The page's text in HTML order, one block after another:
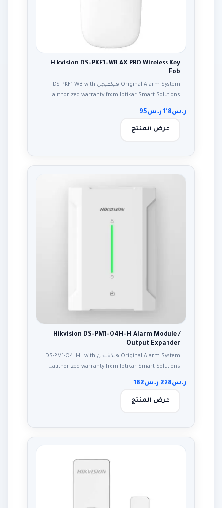
Hikvision DS-PKF1-WB AX PRO Wireless Key
Fob
Original Alarm System هيكفيجن DS-PKF1-WB with
authorized warranty from Ibtikar Smart Solutions…
ر.س118 ر.س95
عرض المنتج
Hikvision DS-PM1-O4H-H Alarm Module /
Output Expander
Original Alarm System هيكفيجن DS-PM1-O4H-H with
authorized warranty from Ibtikar Smart Solutions…
ر.س228 ر.س182
عرض المنتج